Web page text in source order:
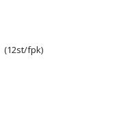
(12st/fpk)